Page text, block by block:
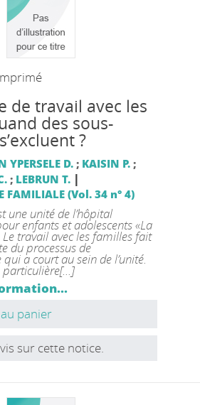
de travail avec les
des sous-
?
YPERSELE D.; KAISIN P.;
; LEBRUN T. |
FAMILIALE (Vol. 34 n° 4)
une unité de l’hôpital
enfants et adolescents «La
travail avec les familles fait
du processus de
a court au sein de l’unité.
particulière[...]
panier
sur cette notice.